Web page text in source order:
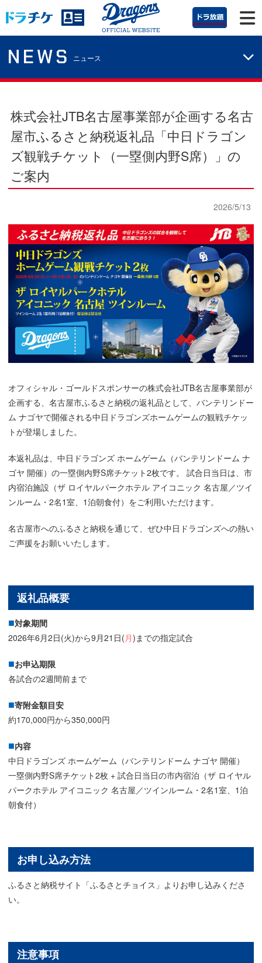
NEWS ニュース
株式会社JTB名古屋事業部が企画する名古
屋市ふるさと納税返礼品「中日ドラゴン
ズ観戦チケット（一塁側内野S席）」の
ご案内
2026/5/13
オフィシャル・ゴールドスポンサーの株式会社JTB名古屋事業部が
企画する、名古屋市ふるさと納税の返礼品として、バンテリンドー
ム ナゴヤで開催される中日ドラゴンズホームゲームの観戦チケッ
トが登場しました。
本返礼品は、中日ドラゴンズ ホームゲーム（バンテリンドーム ナ
ゴヤ 開催）の一塁側内野S席チケット2枚です。 試合日当日は、市
内宿泊施設（ザ ロイヤルパークホテル アイコニック 名古屋／ツイ
ンルーム・2名1室、1泊朝食付）をご利用いただけます。
名古屋市へのふるさと納税を通じて、ぜひ中日ドラゴンズへの熱い
ご声援をお願いいたします。
返礼品概要
対象期間
2026年6月2日(火)から9月21日( 月)までの指定試合
お申込期限
各試合の2週間前まで
寄附金額目安
約170,000円から350,000円
内容
中日ドラゴンズ ホームゲーム（バンテリンドーム ナゴヤ 開催）
一塁側内野S席チケット2枚 + 試合日当日の市内宿泊（ザ ロイヤル
パークホテル アイコニック 名古屋／ツインルーム・2名1室、1泊
朝食付）
お申し込み方法
ふるさと納税サイト「ふるさとチョイス」よりお申し込みくださ
い。
注意事項